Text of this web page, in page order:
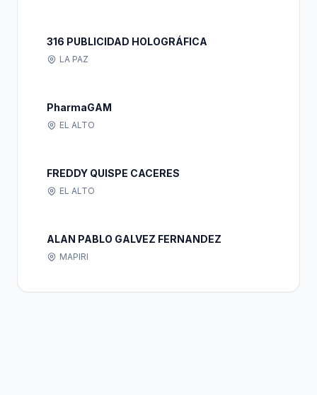
316 PUBLICIDAD HOLOGRÁFICA
LA PAZ
PharmaGAM
EL ALTO
FREDDY QUISPE CACERES
EL ALTO
ALAN PABLO GALVEZ FERNANDEZ
MAPIRI